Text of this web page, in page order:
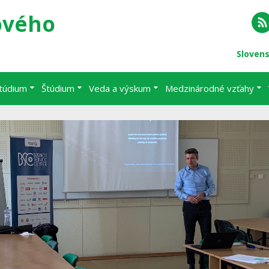
Štúdium Veda a výskum Medzinárodné vzťahy